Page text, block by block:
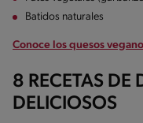
Batidos naturales
Conoce los quesos
8 RECETAS DE
DELICIOSOS